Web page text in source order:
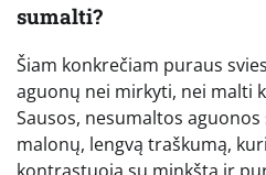
sumalti?
Šiam konkrečiam puraus
aguonų nei mirkyti, nei malti
Sausos, nesumaltos
malonų, lengvą traškumą,